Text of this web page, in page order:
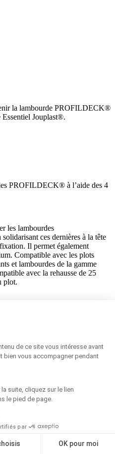
la lambourde PROFILDECK®
Jouplast®.
PROFILDECK® à l’aide des 4
les lambourdes
ces dernières à la tête
Il permet également
Compatible avec les plots
et lambourdes de la gamme
avec la rehausse de 25
plot.